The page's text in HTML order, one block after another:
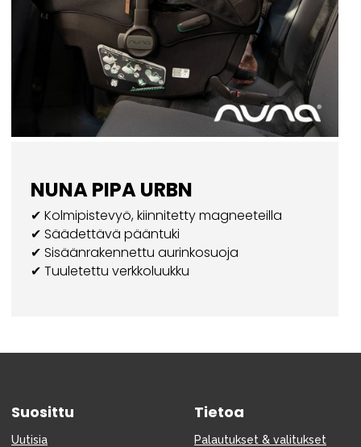
NUNA PIPA URBN
✔ Kolmipistevyö, kiinnitetty magneeteilla
✔ Säädettävä pääntuki
✔ Sisäänrakennettu aurinkosuoja
✔ Tuuletettu verkkoluukku
Suosittu
Uutisia
Tietoa
Palautukset & valitukset